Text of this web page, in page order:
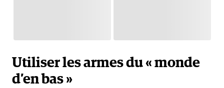
Utiliser les armes du « monde
d’en bas »